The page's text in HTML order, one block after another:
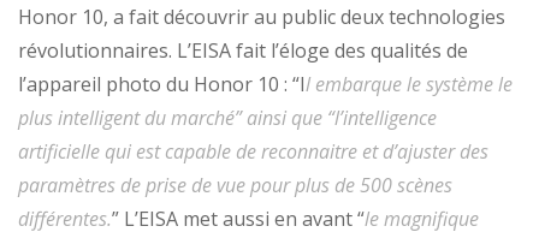
Honor 10, a fait découvrir au public deux technologies
révolutionnaires. L’EISA fait l’éloge des qualités de
l’appareil photo du Honor 10 : “Il embarque le système le
plus intelligent du marché” ainsi que “l’intelligence
artificielle qui est capable de reconnaitre et d’ajuster des
paramètres de prise de vue pour plus de 500 scènes
différentes.” L’EISA met aussi en avant “le magnifique